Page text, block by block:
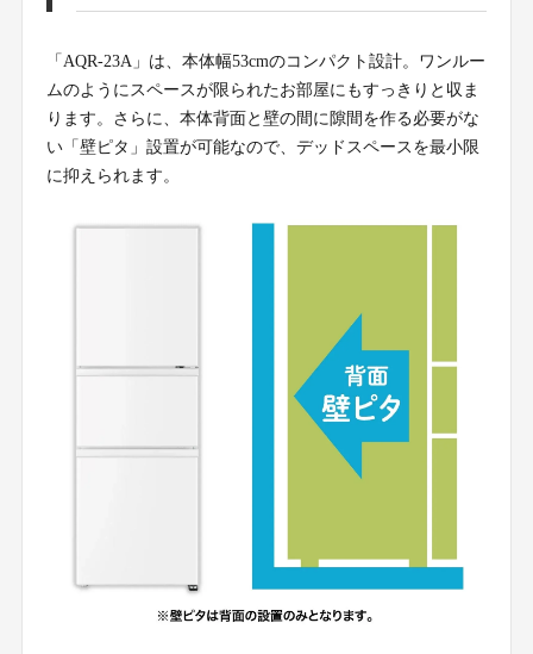
「AQR-23A」は、本体幅53cmのコンパクト設計。ワンルー
ムのようにスペースが限られたお部屋にもすっきりと収ま
ります。さらに、本体背面と壁の間に隙間を作る必要がな
い「壁ピタ」設置が可能なので、デッドスペースを最小限
に抑えられます。